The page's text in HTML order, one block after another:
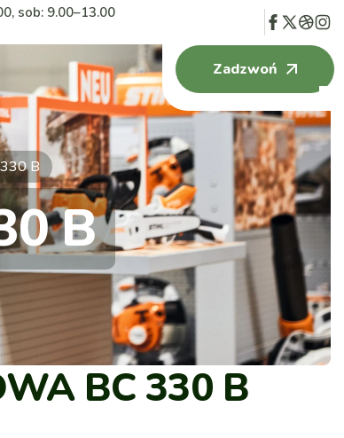
sob: 9.00–13.00
Zadzwoń
B
B
BC 330 B